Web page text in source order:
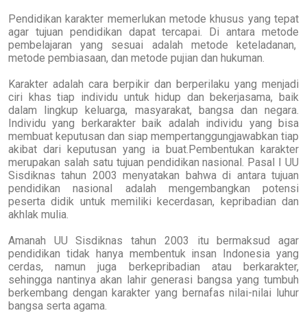
Pendidikan karakter memerlukan metode khusus yang tepat
agar tujuan pendidikan dapat tercapai. Di antara metode
pembelajaran yang sesuai adalah metode keteladanan,
metode pembiasaan, dan metode pujian dan hukuman.
Karakter adalah cara berpikir dan berperilaku yang menjadi
ciri khas tiap individu untuk hidup dan bekerjasama, baik
dalam lingkup keluarga, masyarakat, bangsa dan negara.
Individu yang berkarakter baik adalah individu yang bisa
membuat keputusan dan siap mempertanggungjawabkan tiap
akibat dari keputusan yang ia buat.Pembentukan karakter
merupakan salah satu tujuan pendidikan nasional. Pasal I UU
Sisdiknas tahun 2003 menyatakan bahwa di antara tujuan
pendidikan nasional adalah mengembangkan potensi
peserta didik untuk memiliki kecerdasan, kepribadian dan
akhlak mulia.
Amanah UU Sisdiknas tahun 2003 itu bermaksud agar
pendidikan tidak hanya membentuk insan Indonesia yang
cerdas, namun juga berkepribadian atau berkarakter,
sehingga nantinya akan lahir generasi bangsa yang tumbuh
berkembang dengan karakter yang bernafas nilai-nilai luhur
bangsa serta agama.